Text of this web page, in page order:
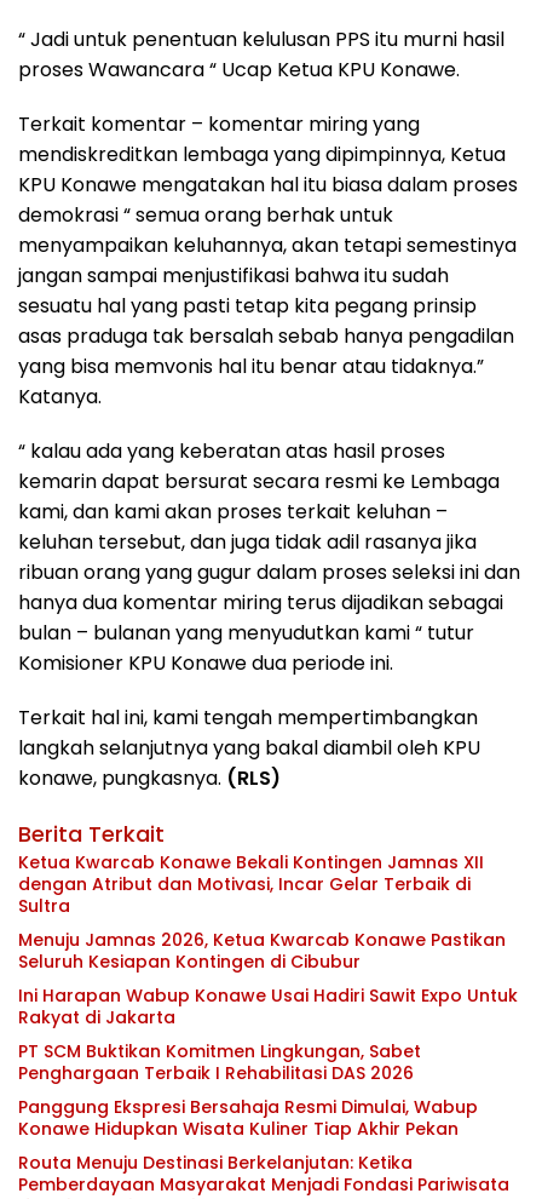
“ Jadi untuk penentuan kelulusan PPS itu murni hasil
proses Wawancara “ Ucap Ketua KPU Konawe.
Terkait komentar – komentar miring yang
mendiskreditkan lembaga yang dipimpinnya, Ketua
KPU Konawe mengatakan hal itu biasa dalam proses
demokrasi “ semua orang berhak untuk
menyampaikan keluhannya, akan tetapi semestinya
jangan sampai menjustifikasi bahwa itu sudah
sesuatu hal yang pasti tetap kita pegang prinsip
asas praduga tak bersalah sebab hanya pengadilan
yang bisa memvonis hal itu benar atau tidaknya.”
Katanya.
“ kalau ada yang keberatan atas hasil proses
kemarin dapat bersurat secara resmi ke Lembaga
kami, dan kami akan proses terkait keluhan –
keluhan tersebut, dan juga tidak adil rasanya jika
ribuan orang yang gugur dalam proses seleksi ini dan
hanya dua komentar miring terus dijadikan sebagai
bulan – bulanan yang menyudutkan kami “ tutur
Komisioner KPU Konawe dua periode ini.
Terkait hal ini, kami tengah mempertimbangkan
langkah selanjutnya yang bakal diambil oleh KPU
konawe, pungkasnya. (RLS)
Berita Terkait
Ketua Kwarcab Konawe Bekali Kontingen Jamnas XII
dengan Atribut dan Motivasi, Incar Gelar Terbaik di
Sultra
Menuju Jamnas 2026, Ketua Kwarcab Konawe Pastikan
Seluruh Kesiapan Kontingen di Cibubur
Ini Harapan Wabup Konawe Usai Hadiri Sawit Expo Untuk
Rakyat di Jakarta
PT SCM Buktikan Komitmen Lingkungan, Sabet
Penghargaan Terbaik I Rehabilitasi DAS 2026
Panggung Ekspresi Bersahaja Resmi Dimulai, Wabup
Konawe Hidupkan Wisata Kuliner Tiap Akhir Pekan
Routa Menuju Destinasi Berkelanjutan: Ketika
Pemberdayaan Masyarakat Menjadi Fondasi Pariwisata